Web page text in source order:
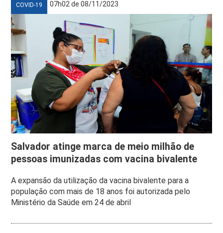
COVID-19 07h02 de 08/11/2023
Salvador atinge marca de meio milhão de
pessoas imunizadas com vacina bivalente
A expansão da utilização da vacina bivalente para a
população com mais de 18 anos foi autorizada pelo
Ministério da Saúde em 24 de abril